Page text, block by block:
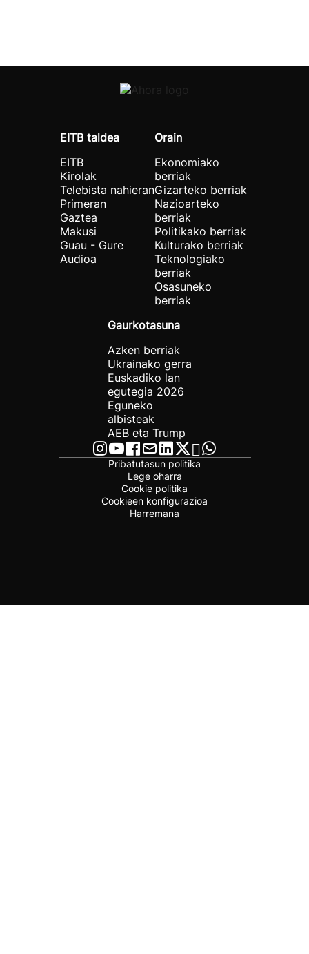
EITB taldea
EITB
Kirolak
Telebista nahieran
Primeran
Gaztea
Makusi
Guau - Gure
Audioa
Orain
Ekonomiako
berriak
Gizarteko berriak
Nazioarteko
berriak
Politikako berriak
Kulturako berriak
Teknologiako
berriak
Osasuneko
berriak
Gaurkotasuna
Azken berriak
Ukrainako gerra
Euskadiko lan
egutegia 2026
Eguneko
albisteak
AEB eta Trump
Pribatutasun politika
Lege oharra
Cookie politika
Cookieen konfigurazioa
Harremana